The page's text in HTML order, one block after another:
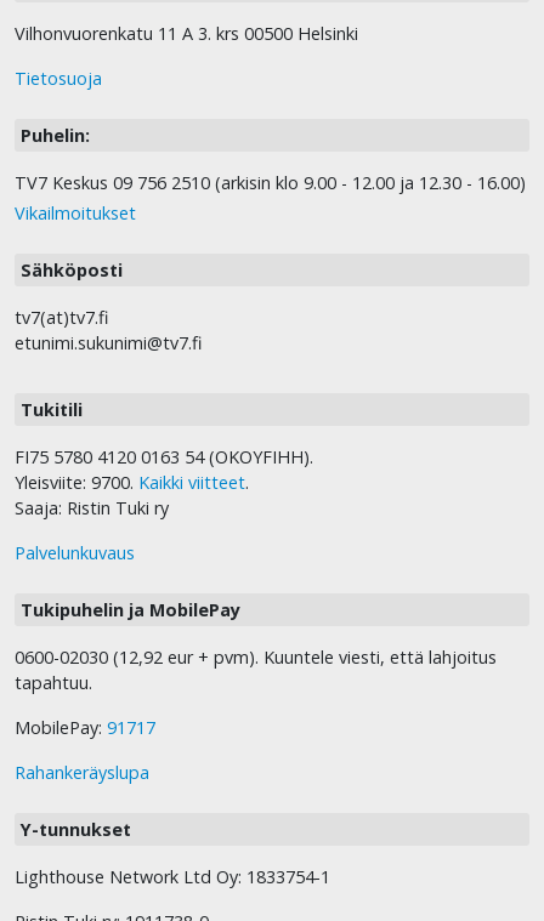
Vilhonvuorenkatu 11 A 3. krs 00500 Helsinki
Tietosuoja
Puhelin:
TV7 Keskus 09 756 2510 (arkisin klo 9.00 - 12.00 ja 12.30 - 16.00)
Vikailmoitukset
Sähköposti
tv7(at)tv7.fi
etunimi.sukunimi@tv7.fi
Tukitili
FI75 5780 4120 0163 54 (OKOYFIHH).
Yleisviite: 9700. Kaikki viitteet.
Saaja: Ristin Tuki ry
Palvelunkuvaus
Tukipuhelin ja MobilePay
0600-02030 (12,92 eur + pvm). Kuuntele viesti, että lahjoitus
tapahtuu.
MobilePay: 91717
Rahankeräyslupa
Y-tunnukset
Lighthouse Network Ltd Oy: 1833754-1